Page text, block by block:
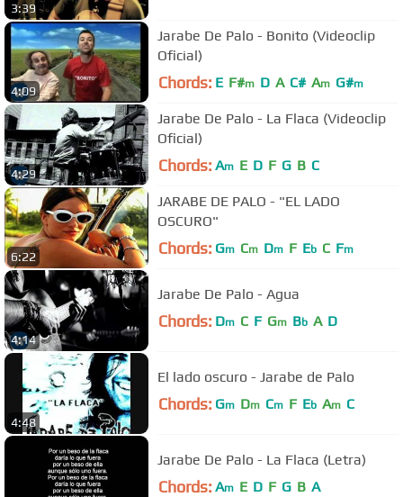
3:39
4:09
Jarabe De Palo - Bonito (Videoclip
Oficial)
Chords: E F#m D A C# Am G#m
4:29
Jarabe De Palo - La Flaca (Videoclip
Oficial)
Chords: Am E D F G B C
6:22
JARABE DE PALO - "EL LADO
OSCURO"
Chords: Gm Cm Dm F Eb C Fm
4:14
Jarabe De Palo - Agua
Chords: Dm C F Gm Bb A D
4:48
El lado oscuro - Jarabe de Palo
Chords: Gm Dm Cm F Eb Am C
Jarabe De Palo - La Flaca (Letra)
Chords: Am E D F G B A